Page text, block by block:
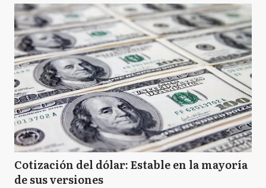
Cotización del dólar: Estable en la mayoría
de sus versiones